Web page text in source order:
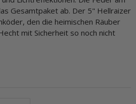
Gesamtpaket ab. Der 5" Hellraizer
den die heimischen Räuber
mit Sicherheit so noch nicht